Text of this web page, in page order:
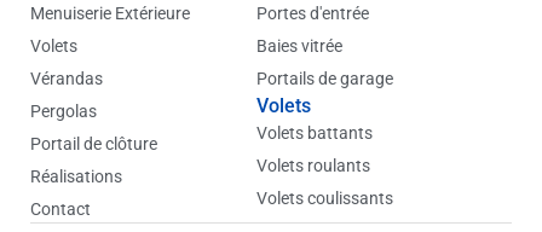
Menuiserie Extérieure
Volets
Vérandas
Pergolas
Portail de clôture
Réalisations
Contact
Portes d'entrée
Baies vitrée
Portails de garage
Volets
Volets battants
Volets roulants
Volets coulissants